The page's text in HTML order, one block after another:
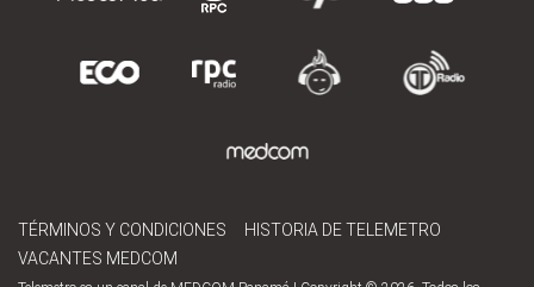
TÉRMINOS Y CONDICIONES
HISTORIA DE TELEMETRO
VACANTES MEDCOM